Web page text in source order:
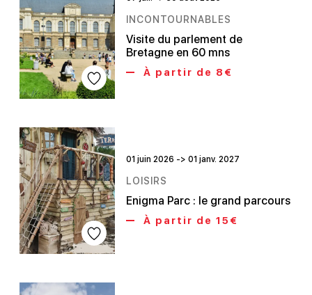
INCONTOURNABLES
Visite du parlement de
Bretagne en 60 mns
À partir de 8€
01 juin 2026 -> 01 janv. 2027
LOISIRS
Enigma Parc : le grand parcours
À partir de 15€